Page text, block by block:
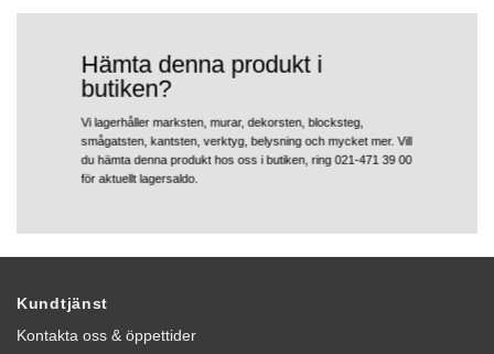
Hämta denna produkt i
butiken?
Vi lagerhåller marksten, murar, dekorsten, blocksteg,
smågatsten, kantsten, verktyg, belysning och mycket mer. Vill
du hämta denna produkt hos oss i butiken, ring 021-471 39 00
för aktuellt lagersaldo.
Kundtjänst
Kontakta oss & öppettider